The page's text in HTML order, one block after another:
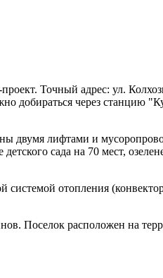
Точный адрес: ул.
добираться через станцию
двумя лифтами и
сада на 70 мест,
системой отопления
Поселок расположен на